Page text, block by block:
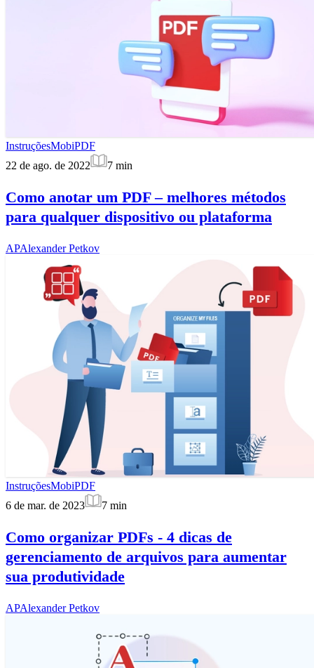
InstruçõesMobiPDF
22 de ago. de 2022
7 min
Como anotar um PDF – melhores métodos
para qualquer dispositivo ou plataforma
APAlexander Petkov
InstruçõesMobiPDF
6 de mar. de 2023
7 min
Como organizar PDFs - 4 dicas de
gerenciamento de arquivos para aumentar
sua produtividade
APAlexander Petkov